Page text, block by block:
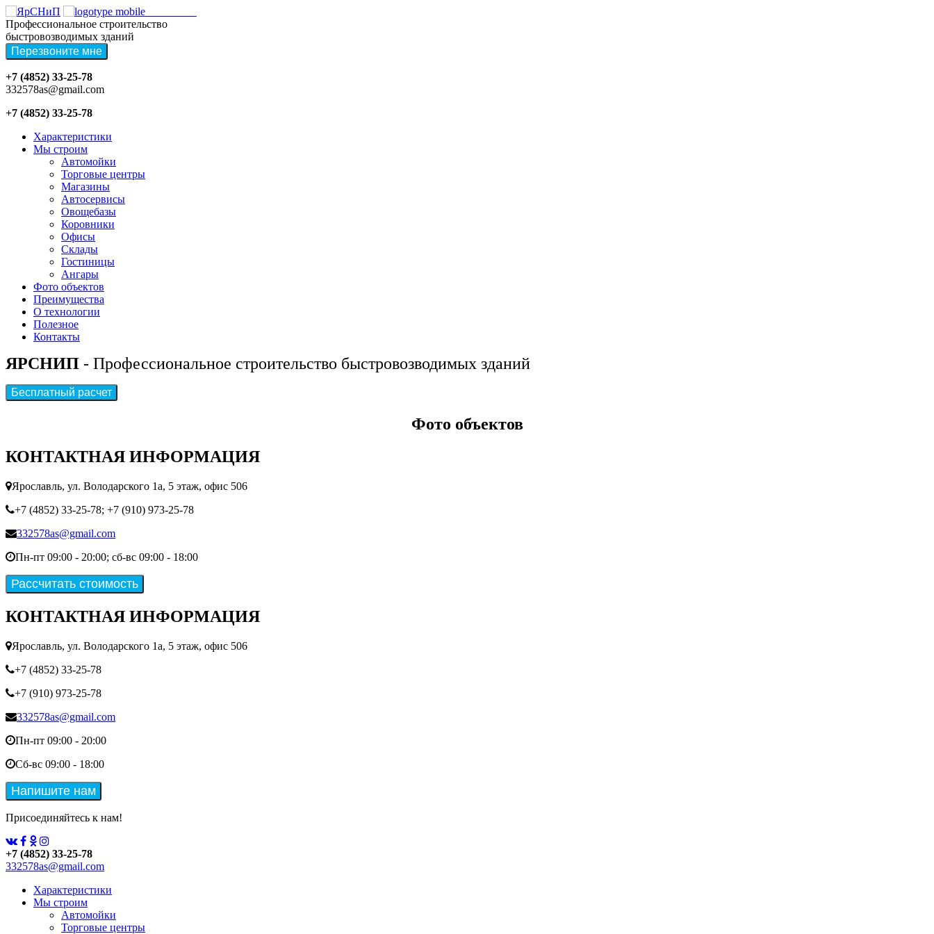
Профессиональное строительство
быстровозводимых зданий
+7 (4852) 33-25-78
332578as@gmail.com
+7 (4852) 33-25-78
Характеристики
Мы строим
Автомойки
Торговые центры
Магазины
Автосервисы
Овощебазы
Коровники
Офисы
Склады
Гостиницы
Ангары
Фото объектов
Преимущества
О технологии
Полезное
Контакты
ЯРСНИП - Профессиональное строительство быстровозводимых зданий
Фото объектов
КОНТАКТНАЯ ИНФОРМАЦИЯ
Ярославль, ул. Володарского 1а, 5 этаж, офис 506
+7 (4852) 33-25-78; +7 (910) 973-25-78
332578as@gmail.com
Пн-пт 09:00 - 20:00; сб-вс 09:00 - 18:00
КОНТАКТНАЯ ИНФОРМАЦИЯ
Ярославль, ул. Володарского 1а, 5 этаж, офис 506
+7 (4852) 33-25-78
+7 (910) 973-25-78
332578as@gmail.com
Пн-пт 09:00 - 20:00
Сб-вс 09:00 - 18:00
Присоединяйтесь к нам!
+7 (4852) 33-25-78
332578as@gmail.com
Характеристики
Мы строим
Автомойки
Торговые центры